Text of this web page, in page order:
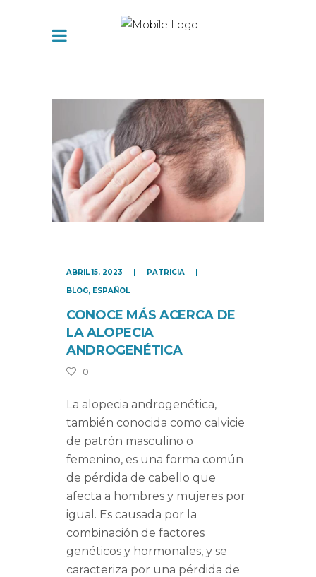
ABRIL 15, 2023
PATRICIA
BLOG, ESPAÑOL
CONOCE MÁS ACERCA DE
LA ALOPECIA
ANDROGENÉTICA
0
La alopecia androgenética,
también conocida como calvicie
de patrón masculino o
femenino, es una forma común
de pérdida de cabello que
afecta a hombres y mujeres por
igual. Es causada por la
combinación de factores
genéticos y hormonales, y se
caracteriza por una pérdida de